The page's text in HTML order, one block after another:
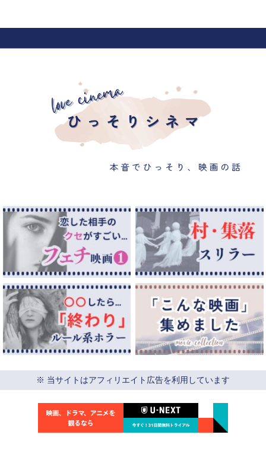
※ 当サイトはアフィリエイト広告を利用しています